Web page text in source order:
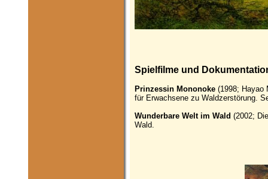
Spielfilme und
Prinzessin Mononoke (1998; Hayao
für Erwachsene zu Waldzerstörung.
Wunderbare Welt im Wald (2002;
Wald.